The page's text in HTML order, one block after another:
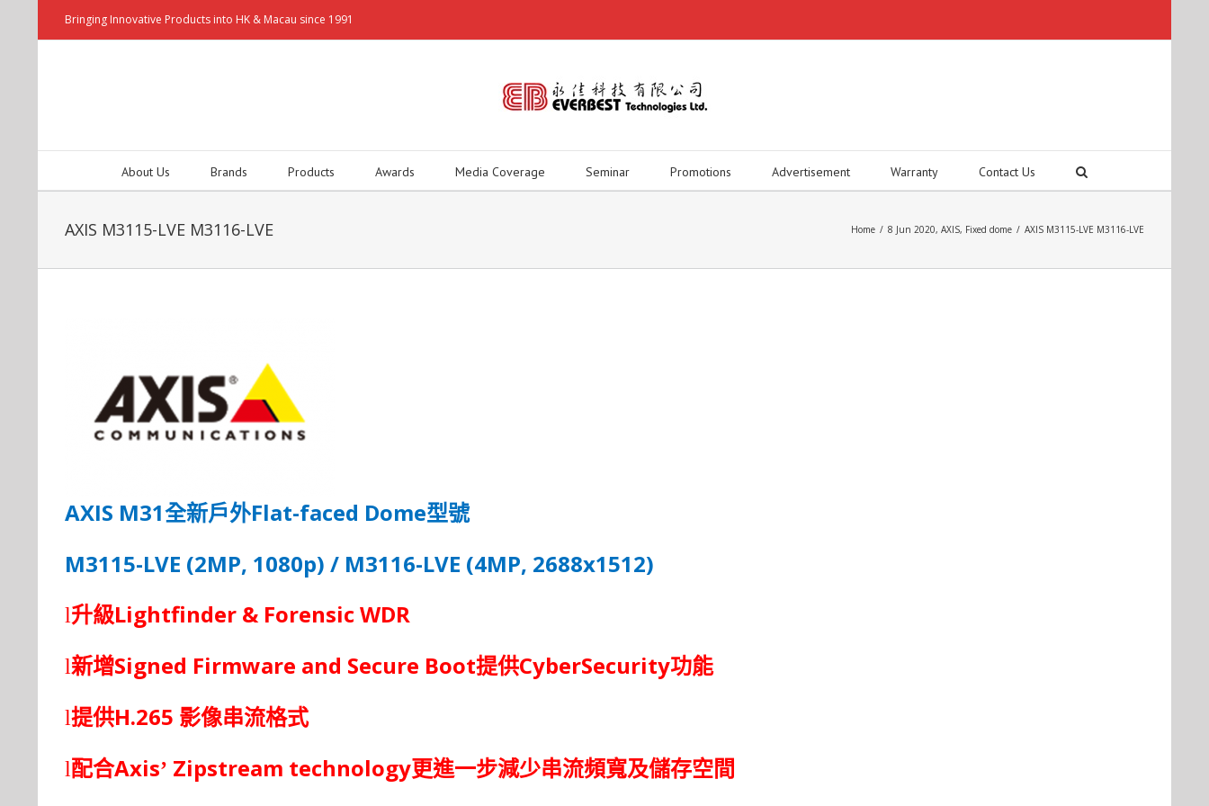
Bringing Innovative Products into HK & Macau since 1991
About Us Brands Products Awards Media Coverage Seminar Promotions Advertisement Warranty Contact Us
AXIS M3115-LVE M3116-LVE Home / 8 Jun 2020, AXIS, Fixed dome / AXIS M3115-LVE M3116-LVE
AXIS M31全新戶外Flat-faced Dome型號
M3115-LVE (2MP, 1080p) / M3116-LVE (4MP, 2688x1512)
l升級Lightfinder & Forensic WDR
l新增Signed Firmware and Secure Boot提供CyberSecurity功能
l提供H.265 影像串流格式
l配合Axis’ Zipstream technology更進一步減少串流頻寬及儲存空間